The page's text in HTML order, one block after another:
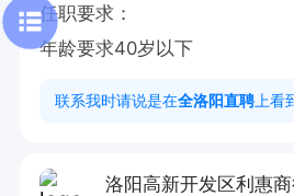
任职要求：
年龄要求40岁以下
联系我时请说是在全洛阳直聘 上看
洛阳高新开发区利惠